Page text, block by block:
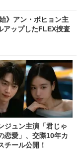
》アン・ボヒョン主
アップしたFLEX捜査
ジュン主演「君じゃ
恋愛」、交際10年カ
チール公開！